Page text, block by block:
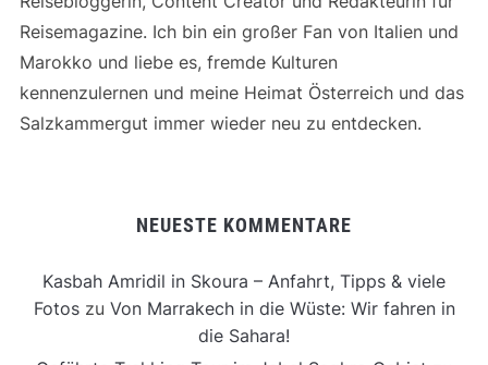
Reisemagazine. Ich bin ein großer Fan von Italien und
Marokko und liebe es, fremde Kulturen
kennenzulernen und meine Heimat Österreich und das
Salzkammergut immer wieder neu zu entdecken.
NEUESTE KOMMENTARE
Kasbah Amridil in Skoura – Anfahrt, Tipps & viele
Fotoszu Von Marrakech in die Wüste: Wir fahren in
die Sahara!